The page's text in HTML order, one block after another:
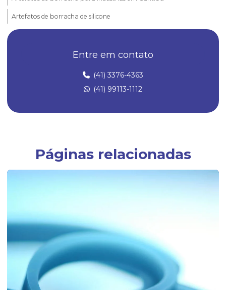
Artefatos de borracha de silicone
Borrachas automotivas curitiba
Diafragma de borracha
Empresa de artefatos de borracha
Fábrica de anel oring
Fábrica de borrachas
Fábrica de borrachas automotivas
Fábrica de borrachas de silicone
Fábrica de diafragmas
Fábrica de guarnição de borracha
Entre em contato
(41) 3376-4363
(41) 99113-1112
Páginas relacionadas